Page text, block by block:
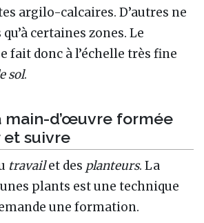
argilo-calcaires. D’autres ne
certaines zones. Le
fait donc à l’échelle très fine
sol.
main-d’œuvre formée
suivre
travailet des planteurs. La
plants est une technique
une formation.